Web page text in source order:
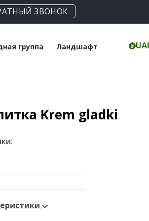
ЗВОНОК
группа
ступени
Ландшафт
Элементы для забора
Krem gladki